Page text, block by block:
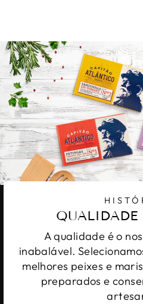
QUALIDADE
A qualidade é o
inabalável.
melhores peixes e
preparados e